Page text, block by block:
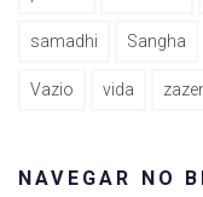
samadhi Sangha
Vazio vida
NAVEGAR NO